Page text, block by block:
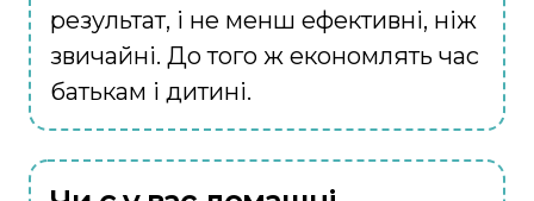
результат, і не менш ефективні, ніж
звичайні. До того ж економлять час
батькам і дитині.